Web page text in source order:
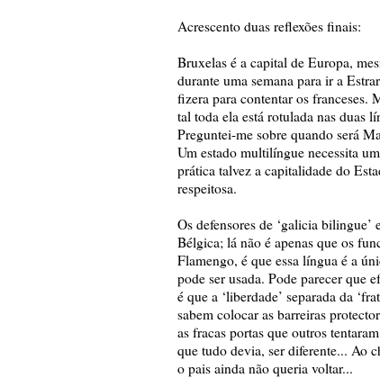
Acrescento duas reflexões finais:
Bruxelas é a capital de Europa,
durante uma semana para ir a
fizera para contentar os franceses.
tal toda ela está rotulada nas duas
Preguntei-me sobre quando será
Um estado multilíngue necessita
prática talvez a capitalidade do
respeitosa.
Os defensores de ‘galicia
Bélgica; lá não é apenas que os
Flamengo, é que essa língua é a
pode ser usada. Pode parecer que
é que a ‘liberdade’ separada da
sabem colocar as barreiras
as fracas portas que outros
que tudo devia, ser diferente... Ao
o pais ainda não queria voltar...